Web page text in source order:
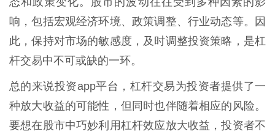
响，包括宏观经济环境、政策调整、行业动态等。因
此，保持对市场的敏感度，及时调整投资策略，是杠
杆交易中不可或缺的一环。
总的来说投资app平台，杠杆交易为投资者提供了一
种放大收益的可能性，但同时也伴随着相应的风险。
要想在股市中巧妙利用杠杆效应放大收益，投资者不